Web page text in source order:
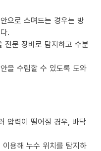
으로 스며드는 경우는 방
.
전문 장비로 탐지하고 수분
을 수립할 수 있도록 도와
압력이 떨어질 경우, 바닥
용해 누수 위치를 탐지하